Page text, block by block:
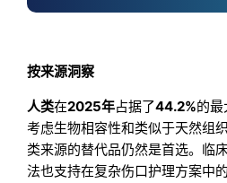
按来源洞察
人类在2025年占据了44.2%的
考虑生物相容性和类似于天然组
类来源的替代品仍然是首选。临
法也支持在复杂伤口护理方案中